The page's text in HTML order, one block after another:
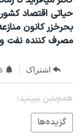
حياتی اقتصاد
بحرخزر کانون
مصرف کننده نفت
اشتراک
همچنبن ببینید:
گزيده‌ها